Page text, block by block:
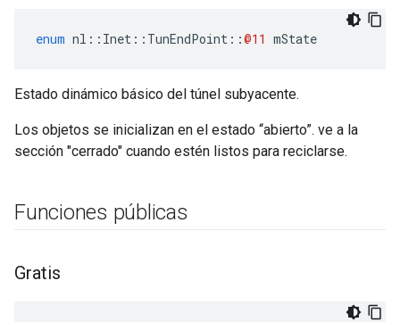
enum nl :: Inet :: TunEndPoint ::@11 mState
Estado dinámico básico del túnel subyacente.
Los objetos se inicializan en el estado “abierto”. ve a la
sección "cerrado" cuando estén listos para reciclarse.
Funciones públicas
Gratis